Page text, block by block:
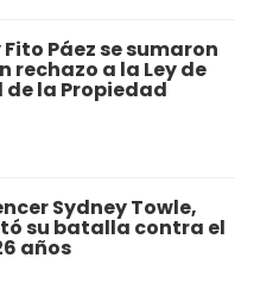
Páez se sumaron
rechazo a la Ley de
la Propiedad
Sydney Towle,
su batalla contra el
años